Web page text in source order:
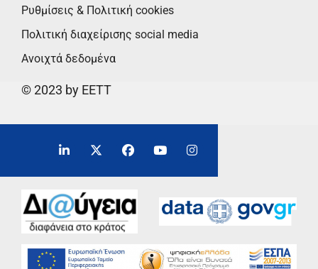
Ρυθμίσεις & Πολιτική cookies
Πολιτική διαχείρισης social media
Ανοιχτά δεδομένα
© 2023 by EETT